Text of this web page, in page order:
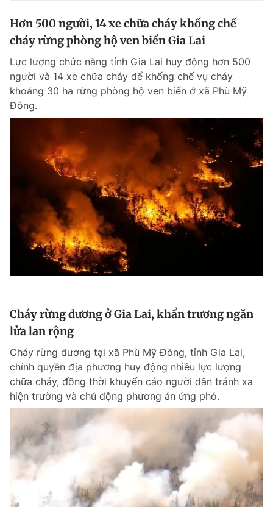
Hơn 500 người, 14 xe chữa cháy khống chế
cháy rừng phòng hộ ven biển Gia Lai
Lực lượng chức năng tỉnh Gia Lai huy động hơn 500
người và 14 xe chữa cháy để khống chế vụ cháy
khoảng 30 ha rừng phòng hộ ven biển ở xã Phù Mỹ
Đông.
Cháy rừng dương ở Gia Lai, khẩn trương ngăn
lửa lan rộng
Cháy rừng dương tại xã Phù Mỹ Đông, tỉnh Gia Lai,
chính quyền địa phương huy động nhiều lực lượng
chữa cháy, đồng thời khuyến cáo người dân tránh xa
hiện trường và chủ động phương án ứng phó.